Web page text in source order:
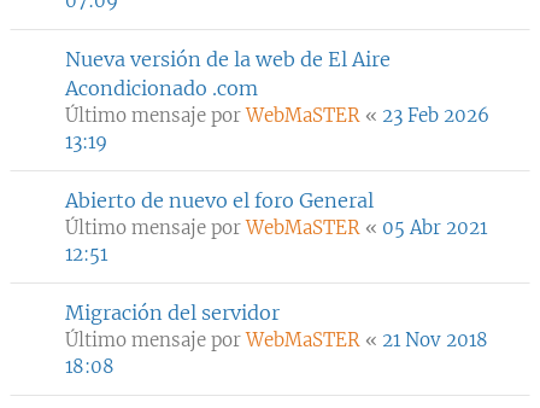
Nueva versión de la web de El Aire
Acondicionado .com
Último mensaje porWebMaSTER « 23 Feb 2026
13:19
Abierto de nuevo el foro General
Último mensaje porWebMaSTER « 05 Abr 2021
12:51
Migración del servidor
Último mensaje porWebMaSTER « 21 Nov 2018
18:08